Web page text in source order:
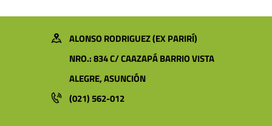
ALONSO RODRIGUEZ (EX PARIRÍ)
NRO.: 834 C/ CAAZAPÁ BARRIO VISTA
ALEGRE, ASUNCIÓN
(021) 562-012